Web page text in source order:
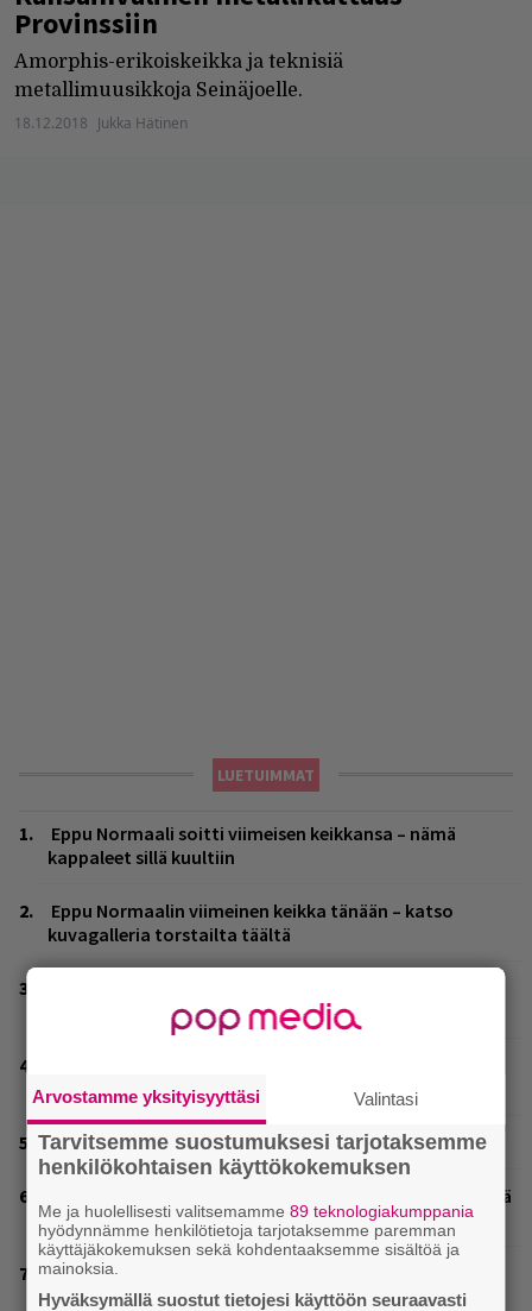
Provinssiin
Amorphis-erikoiskeikka ja teknisiä
metallimuusikkoja Seinäjoelle.
18.12.2018 Jukka Hätinen
LUETUIMMAT
Eppu Normaali soitti viimeisen keikkansa – nämä
kappaleet sillä kuultiin
Eppu Normaalin viimeinen keikka tänään – katso
kuvagalleria torstailta täältä
Yle Areenassa nyt dokumentti bändistä
syyskuussa – muista myös metalliklassikot-konsertti
Rushin Neil Peartista ilmestyy ensi kuussa dokumentti
”Tätä biisiä tein sillä mentaliteetilla, että ensimmäisellä
idealla mennään” – Myrtsi julkaisi uuden singlen
Vilma Alinalta uusi single – ”Tarina siitä, miltä tuntuu
kävellä pää pystyssä kohti itse aiheutettua myrskyä”
Arvostamme yksityisyyttäsi Valintasi
Tarvitsemme suostumuksesi tarjotaksemme
henkilökohtaisen käyttökokemuksen
Me ja huolellisesti valitsemamme89 teknologiakumppania
hyödynnämme henkilötietoja tarjotaksemme paremman
käyttäjäkokemuksen sekä kohdentaaksemme sisältöä ja
mainoksia.
Hyväksymällä suostut tietojesi käyttöön seuraavasti